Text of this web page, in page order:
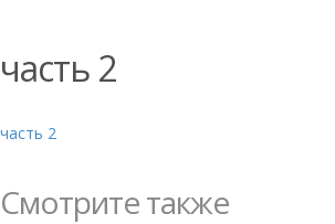
часть 2
часть 2
Смотрите также